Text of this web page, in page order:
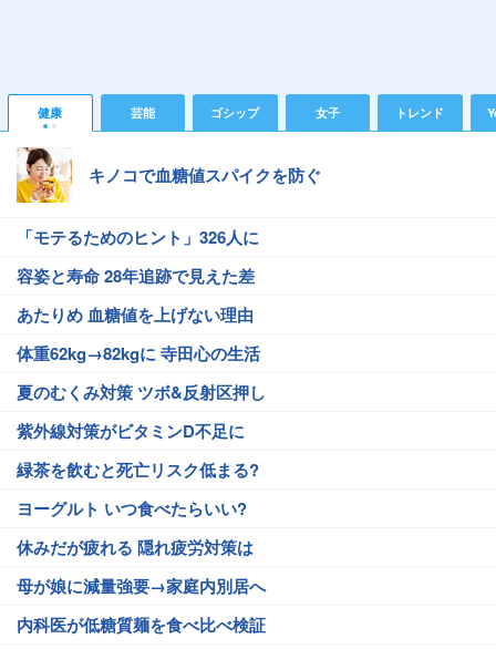
健康 芸能 ゴシップ 女子 トレンド
キノコで血糖値スパイクを防ぐ
「モテるためのヒント」326人に
容姿と寿命 28年追跡で見えた差
あたりめ 血糖値を上げない理由
体重62kg→82kgに 寺田心の生活
夏のむくみ対策 ツボ&反射区押し
紫外線対策がビタミンD不足に
緑茶を飲むと死亡リスク低まる?
ヨーグルト いつ食べたらいい?
休みだが疲れる 隠れ疲労対策は
母が娘に減量強要→家庭内別居へ
内科医が低糖質麺を食べ比べ検証